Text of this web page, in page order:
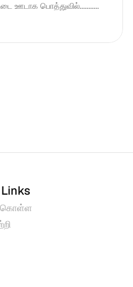
ஊடாக பொத்துவில்...........
கொள்ள